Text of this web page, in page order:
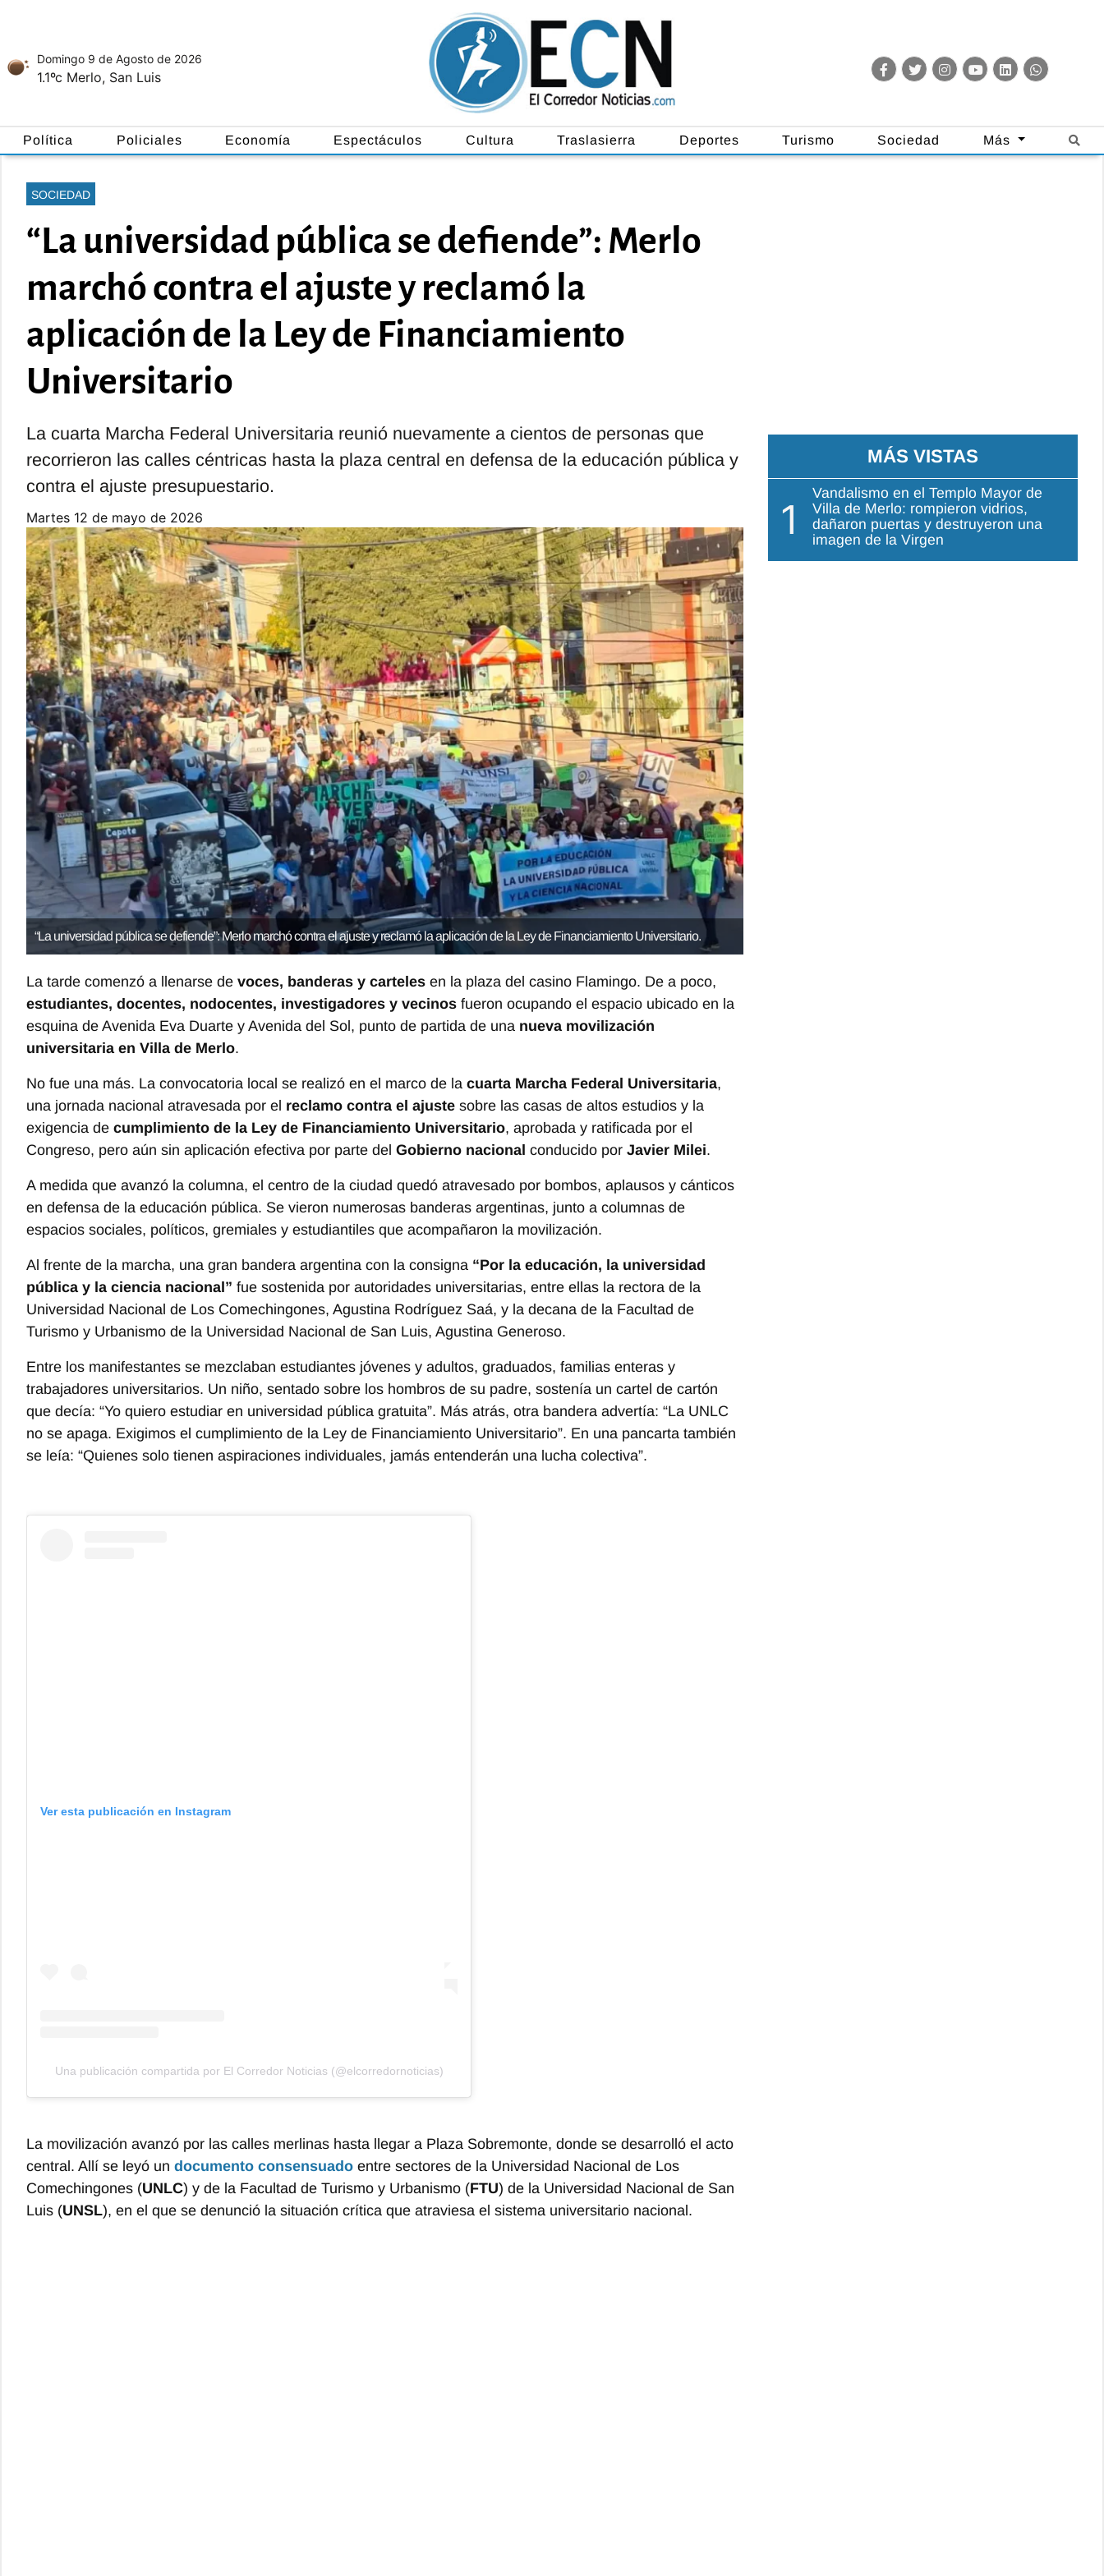
Domingo 9 de Agosto de 2026
1.1ºc Merlo, San Luis
Política Policiales Economía Espectáculos Cultura Traslasierra Deportes Turismo Sociedad Más
SOCIEDAD
“La universidad pública se defiende”: Merlo
marchó contra el ajuste y reclamó la
aplicación de la Ley de Financiamiento
Universitario
La cuarta Marcha Federal Universitaria reunió nuevamente a cientos de personas que
recorrieron las calles céntricas hasta la plaza central en defensa de la educación pública y
contra el ajuste presupuestario.
martes 12 de mayo de 2026
“La universidad pública se defiende”: Merlo marchó contra el ajuste y reclamó la aplicación de la Ley de Financiamiento Universitario.
La tarde comenzó a llenarse de voces, banderas y carteles en la plaza del casino Flamingo. De a poco,
estudiantes, docentes, nodocentes, investigadores y vecinos fueron ocupando el espacio ubicado en la
esquina de Avenida Eva Duarte y Avenida del Sol, punto de partida de una nueva movilización
universitaria en Villa de Merlo.
No fue una más. La convocatoria local se realizó en el marco de la cuarta Marcha Federal Universitaria,
una jornada nacional atravesada por el reclamo contra el ajuste sobre las casas de altos estudios y la
exigencia de cumplimiento de la Ley de Financiamiento Universitario, aprobada y ratificada por el
Congreso, pero aún sin aplicación efectiva por parte del Gobierno nacional conducido por Javier Milei.
A medida que avanzó la columna, el centro de la ciudad quedó atravesado por bombos, aplausos y cánticos
en defensa de la educación pública. Se vieron numerosas banderas argentinas, junto a columnas de
espacios sociales, políticos, gremiales y estudiantiles que acompañaron la movilización.
Al frente de la marcha, una gran bandera argentina con la consigna “Por la educación, la universidad
pública y la ciencia nacional” fue sostenida por autoridades universitarias, entre ellas la rectora de la
Universidad Nacional de Los Comechingones, Agustina Rodríguez Saá, y la decana de la Facultad de
Turismo y Urbanismo de la Universidad Nacional de San Luis, Agustina Generoso.
Entre los manifestantes se mezclaban estudiantes jóvenes y adultos, graduados, familias enteras y
trabajadores universitarios. Un niño, sentado sobre los hombros de su padre, sostenía un cartel de cartón
que decía: “Yo quiero estudiar en universidad pública gratuita”. Más atrás, otra bandera advertía: “La UNLC
no se apaga. Exigimos el cumplimiento de la Ley de Financiamiento Universitario”. En una pancarta también
se leía: “Quienes solo tienen aspiraciones individuales, jamás entenderán una lucha colectiva”.
Ver esta publicación en Instagram
Una publicación compartida por El Corredor Noticias (@elcorredornoticias)
La movilización avanzó por las calles merlinas hasta llegar a Plaza Sobremonte, donde se desarrolló el acto
central. Allí se leyó un documento consensuado entre sectores de la Universidad Nacional de Los
Comechingones (UNLC) y de la Facultad de Turismo y Urbanismo (FTU) de la Universidad Nacional de San
Luis (UNSL), en el que se denunció la situación crítica que atraviesa el sistema universitario nacional.
MÁS VISTAS
1
Vandalismo en el Templo Mayor de
Villa de Merlo: rompieron vidrios,
dañaron puertas y destruyeron una
imagen de la Virgen